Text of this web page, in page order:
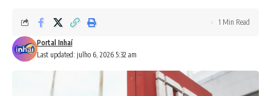
Last updated: julho 6, 2026 5:32 am
Portal Inhaí
1 Min Read